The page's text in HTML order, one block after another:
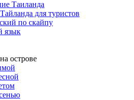
Таиланда
для туристов
по скайпу
язык
острове